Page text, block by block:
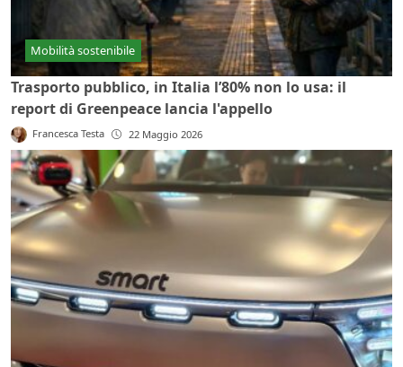
Mobilità sostenibile
Trasporto pubblico, in Italia l’80% non lo usa: il
report di Greenpeace lancia l'appello
Francesca Testa 22 Maggio 2026